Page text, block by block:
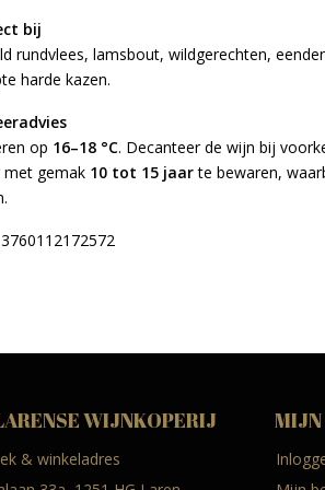
bij
rundvlees, lamsbout, wildgerechten,
harde kazen.
op 16–18 °C. Decanteer de wijn bij
met gemak 10 tot 15 jaarte bewaren,
WIJNKOPERIJ
& winkeladres
MIJN